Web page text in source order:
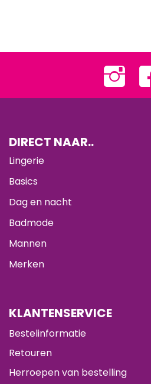
DIRECT NAAR..
Lingerie
Basics
Dag en nacht
Badmode
Mannen
Merken
KLANTENSERVICE
Bestelinformatie
Retouren
Herroepen van bestelling